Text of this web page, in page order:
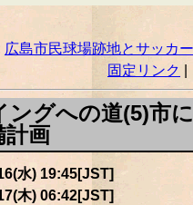
広島市民球場跡地とサッカ
固定リンク
ングへの道(5)市
計画
水) 19:45[JST]
木) 06:42[JST]